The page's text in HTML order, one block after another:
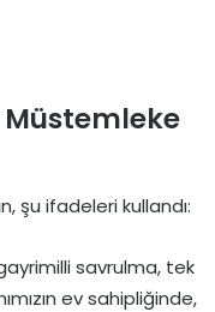
Müstemleke
şu ifadeleri kullandı:
savrulma, tek
ev sahipliğinde,